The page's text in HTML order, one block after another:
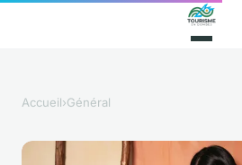
Accueil›Général